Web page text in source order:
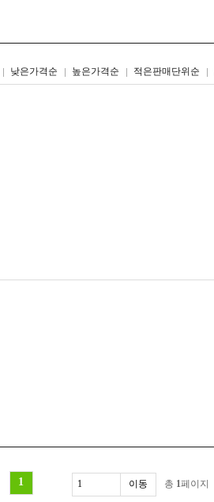
낮은가격순 높은가격순 적은판매단위순
1 총 1페이지